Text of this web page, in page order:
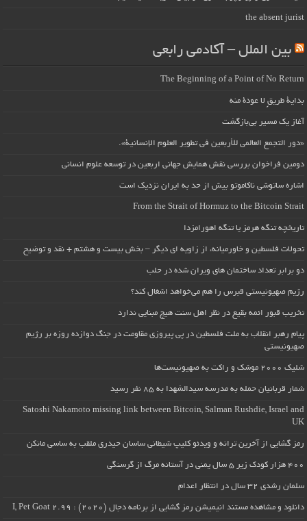
the absent jurist
بین الملل – آکادمی رابعی
The Beginning of a Point of No Return
بداية طريقٍ لا عودة منه
آغاز یک مسیر بی‌بازگشت
«دور التجمع العالمي للأربعين في تطوير العلوم الإنسانية».
دومین فراخوان بررسی نقش همایش جهانی اربعین در توسعه علوم انسانی
اشاره ساتوشی ناکاموتو بیش از حد به ایران نزدیک است
From the Strait of Hormuz to the Bitcoin Strait
تاریخچه تنگه هرمز یا تنگه اهورامزدا
تحولات فلسطین و خاورمیانه، از زاویه ای دیگر – بخش بیست و هشتم + نقد و توضیح
دو برابر تعداد ساختمان های ویران شده در حلب
رژیم صهیونیستی قبرس را هم می‌خواهد اشغال کند؟
تخریب قبور ائمه بقیع در نظر اهل سنت هیچ مبنایی ندارد
پیام رهبر انقلاب به ملت فلسطین در پی پیروزی مقاومت در جنگ دوازده روزه بر رژیم
صهیونیستی
شلیک ۲۰۰۰ موشک و راکت به صهیونیست‌ها
شمار قربانیان حمله به مدرسه سیدالشهدا به ۸۵ نفر رسید
Satoshi Nakamoto missing link between Bitcoin, Salman Rushdie, Israel and
UK
رمز گشایی از آخرین ترانه و ویدئو کلیپ شیطانی ساسان حیدری ملقب به ساسی مانکن
۴۰۰ هزار کودک زیر ۵ سال یمنی در آستانه مرگ از گرسنگی
سلمان رشدی ۳۲ سال در انتظار اعدام
دانلود و مشاهده مستند انیمیشن رمز گشایی از برنامه دجال (۲۰۲۰) : I, Pet Goat 2.99